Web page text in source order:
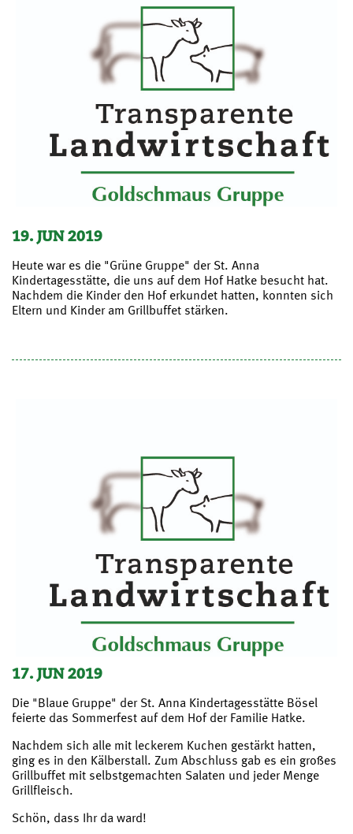
19. JUN 2019
Heute war es die "Grüne Gruppe" der St. Anna
Kindertagesstätte, die uns auf dem Hof Hatke besucht hat.
Nachdem die Kinder den Hof erkundet hatten, konnten sich
Eltern und Kinder am Grillbuffet stärken.
17. JUN 2019
Die "Blaue Gruppe" der St. Anna Kindertagesstätte Bösel
feierte das Sommerfest auf dem Hof der Familie Hatke.
Nachdem sich alle mit leckerem Kuchen gestärkt hatten,
ging es in den Kälberstall. Zum Abschluss gab es ein großes
Grillbuffet mit selbstgemachten Salaten und jeder Menge
Grillfleisch.
Schön, dass Ihr da ward!